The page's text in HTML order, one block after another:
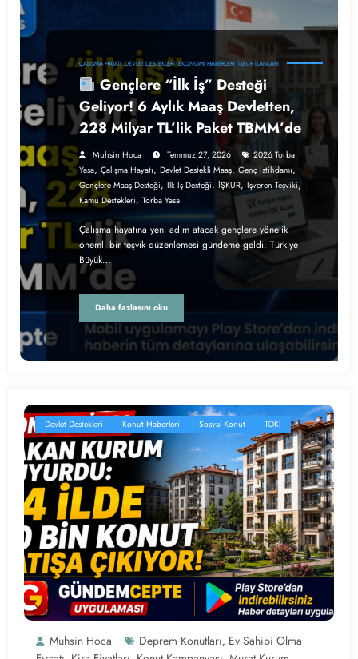
ÇALIŞMA HAYATI DEVLET DESTEKLERI EKONOMI HABERLERI İŞKUR İLANLARI
Gençlere “İlk İş” Desteği
Geliyor! 6 Aylık Maaş Devletten,
228 Milyar TL’lik Paket TBMM’de
Muhsin Hoca Temmuz 27, 2026
2026 Torba
Yasa, Çalışma Hayatı, Devlet Destekli Maaş,Genç Istihdamı,
Gençlere Maaş Desteği, Ilk Iş Desteği, İŞKUR, Işveren Teşviki,
Kamu Destekleri, Torba Yasa
Çalışma hayatına yeni adım atacak gençlere yönelik
önemli bir teşvik düzenlemesi gündeme geldi. Türkiye
Büyük…
Daha fazlasını oku
Devlet Destekleri Konut Haberleri Sosyal Konut TOKİ
Muhsin Hoca Deprem Konutları, Ev Sahibi Olma